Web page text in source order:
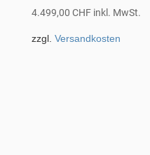
4.499,00 CHF inkl. MwSt.
zzgl. Versandkosten